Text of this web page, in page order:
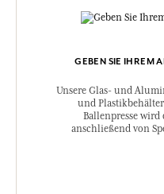
GEBEN SIE IHREM
Unsere Glas- und
und
Ballenpresse
anschließend von